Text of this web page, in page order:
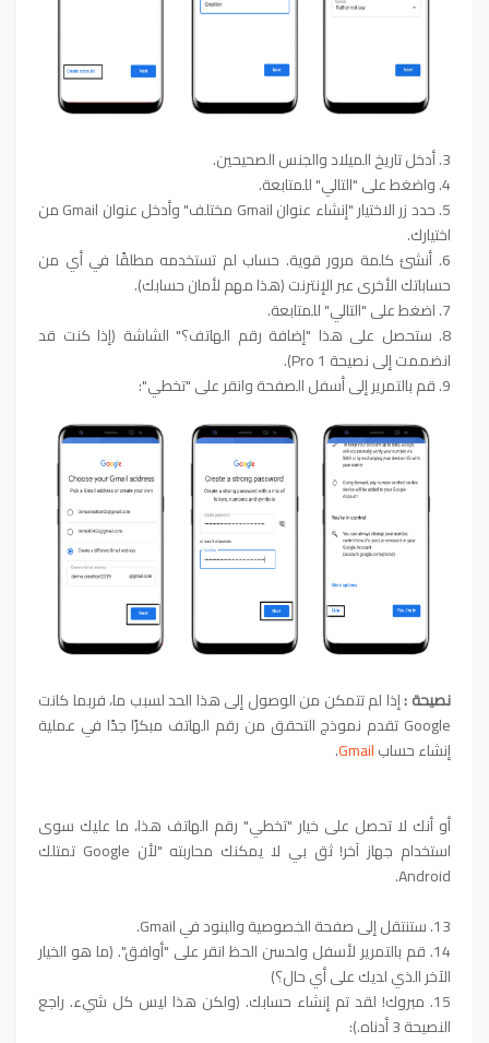
3. أدخل تاريخ الميلاد والجنس الصحيحين.
4. واضغط على "التالي" للمتابعة.
5. حدد زر الاختيار "إنشاء عنوان Gmail مختلف" وأدخل عنوان Gmail من
اختيارك.
6. أنشئ كلمة مرور قوية. حساب لم تستخدمه مطلقًا في أي من
حساباتك الأخرى عبر الإنترنت (هذا مهم لأمان حسابك).
7. اضغط على "التالي" للمتابعة.
8. ستحصل على هذا "إضافة رقم الهاتف؟" الشاشة (إذا كنت قد
انضممت إلى نصيحة Pro 1).
9. قم بالتمرير إلى أسفل الصفحة وانقر على "تخطي":
نصيحة :إذا لم تتمكن من الوصول إلى هذا الحد لسبب ما، فربما كانت
Google تقدم نموذج التحقق من رقم الهاتف مبكرًا جدًا في عملية
إنشاء حسابGmail
.
أو أنك لا تحصل على خيار "تخطي" رقم الهاتف هذا، ما عليك سوى
استخدام جهاز آخر! ثق بي لا يمكنك محاربته "لأن Google تمتلك
Android.
13. ستنتقل إلى صفحة الخصوصية والبنود في Gmail.
14. قم بالتمرير لأسفل ولحسن الحظ انقر على "أوافق". (ما هو الخيار
الآخر الذي لديك على أي حال؟)
15. مبروك! لقد تم إنشاء حسابك. (ولكن هذا ليس كل شيء. راجع
النصيحة 3 أدناه.):